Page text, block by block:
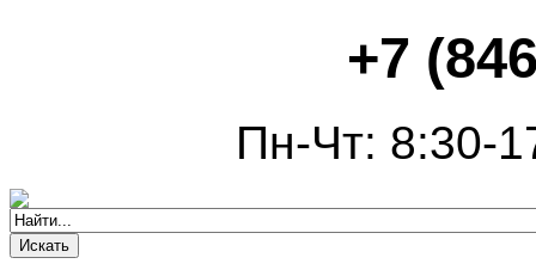
+7
Пн-Чт: 8:30-